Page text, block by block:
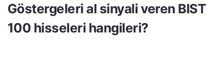
Göstergeleri al sinyali veren BIST
100 hisseleri hangileri?